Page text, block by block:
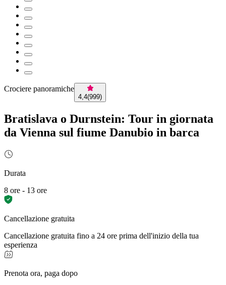
Crociere panoramiche
4,4(999)
Bratislava o Durnstein: Tour in giornata
da Vienna sul fiume Danubio in barca
Durata
8 ore - 13 ore
Cancellazione gratuita
Cancellazione gratuita fino a 24 ore prima dell'inizio della tua
esperienza
Prenota ora, paga dopo